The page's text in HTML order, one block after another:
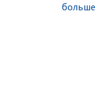
больше